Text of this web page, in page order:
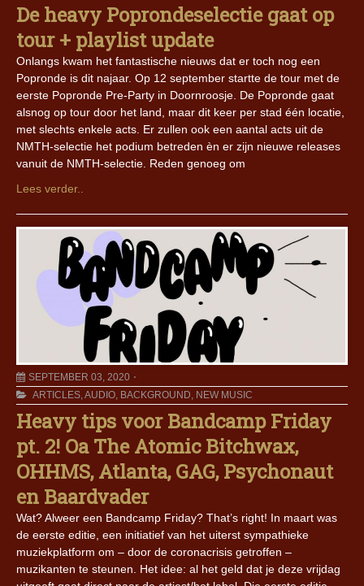
De heavy Poprondeselectie gaat op
tour + playlist update
Onlangs kwam het fantastische nieuws dat er toch nog een
Popronde is dit najaar. Op 12 september startte de tour met de
eerste Popronde Pre-Party in Doornroosje. De Popronde gaat
alsnog op tour door het land, maar dit keer per stad één locatie,
met slechts enkele acts. Er zullen ook een aantal acts uit de
NMTH-selectie het podium betreden èn er zijn nieuwe releases
vanuit de NMTH-selectie. Reden genoeg om
Lees verder..
SEPTEMBER 03, 2020
ARTICLES,AUDIO, BACKGROUND, NEW MUSIC
Heavy tips voor Bandcamp Friday
pt. 2! Oa The Atomic Bitchwax,
OHHMS, Atlanta, GAG, Psychonaut
en Baardvader
Wat? Alweer een Bandcamp Friday? That’s right! In maart was
de eerste editie, een initiatief van het uiterst sympathieke
muziekplatform om – door de coronacrisis getroffen –
muzikanten te steunen. Het idee: al het geld dat je deze vrijdag